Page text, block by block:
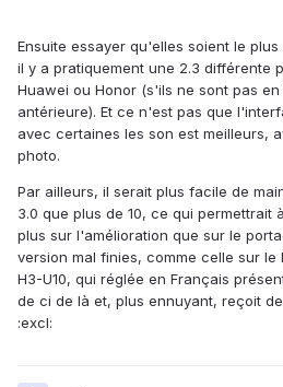
Ensuite essayer qu'elles soient le
il y a pratiquement une 2.3 différente
Huawei ou Honor (s'ils ne sont pas
antérieure). Et ce n'est pas que
avec certaines les son est meilleurs,
photo.
Par ailleurs, il serait plus facile de
3.0 que plus de 10, ce qui permettrait
plus sur l'amélioration que sur le
version mal finies, comme celle sur
H3-U10, qui réglée en Français
de ci de là et, plus ennuyant, reçoit
:excl: